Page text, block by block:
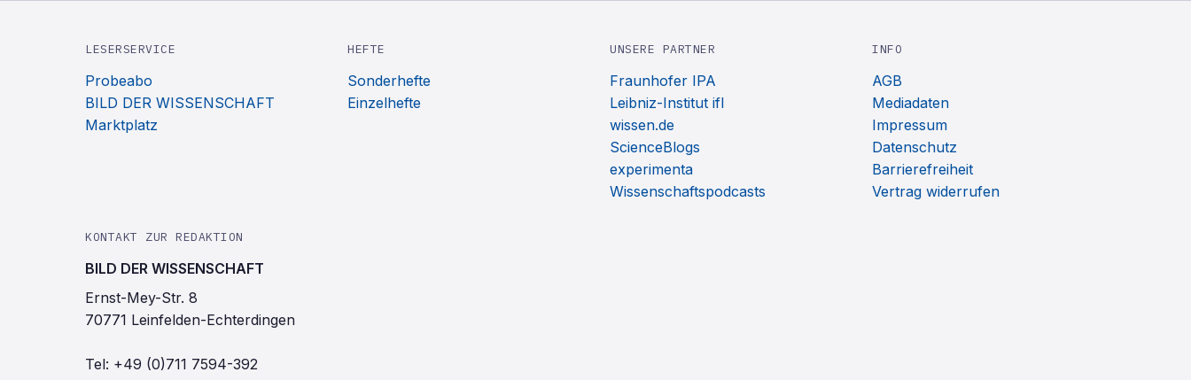
LESERSERVICE
Probeabo
BILD DER WISSENSCHAFT
Marktplatz
HEFTE
Sonderhefte
Einzelhefte
UNSERE PARTNER
Fraunhofer IPA
Leibniz-Institut ifl
wissen.de
ScienceBlogs
experimenta
Wissenschaftspodcasts
INFO
AGB
Mediadaten
Impressum
Datenschutz
Barrierefreiheit
Vertrag widerrufen
KONTAKT ZUR REDAKTION
BILD DER WISSENSCHAFT
Ernst-Mey-Str. 8
70771 Leinfelden-Echterdingen
Tel: +49 (0)711 7594-392